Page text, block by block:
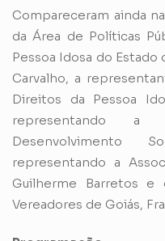
Compareceram ainda
da Área de Políticas
Pessoa Idosa do
Carvalho, a
Direitos da Pessoa
representando a
Desenvolvimento
representando a
Guilherme Barretos
Vereadores de Goiás,